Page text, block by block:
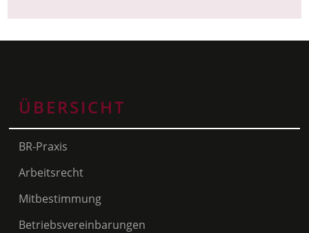
ÜBERSICHT
BR-Praxis
Arbeitsrecht
Mitbestimmung
Betriebsvereinbarungen